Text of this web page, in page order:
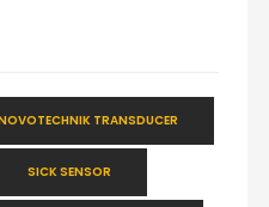
TRANSDUCER
SICK SENSOR